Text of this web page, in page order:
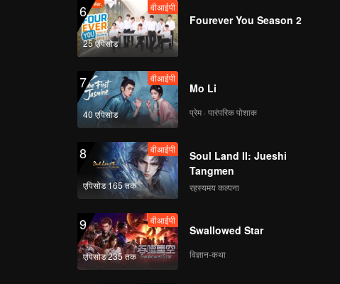
6
25 एपिसोड
वीआईपी
Fourever You Season 2
7
40 एपिसोड
वीआईपी
Mo Li
प्रेम · पारंपरिक पोशाक
8
एपिसोड 165 तक
वीआईपी
Soul Land II: Jueshi
Tangmen
रहस्यमय कल्पना
9
एपिसोड 235 तक
वीआईपी
Swallowed Star
विज्ञान-कथा